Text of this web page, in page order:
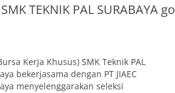
TEKNIK PAL SURABAYA go
Kerja Khusus) SMK Teknik PAL
bekerjasama dengan PT JIAEC
menyelenggarakan seleksi